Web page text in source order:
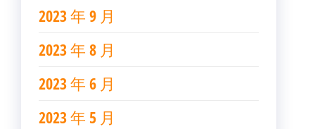
2023 年 9 月
2023 年 8 月
2023 年 6 月
2023 年 5 月